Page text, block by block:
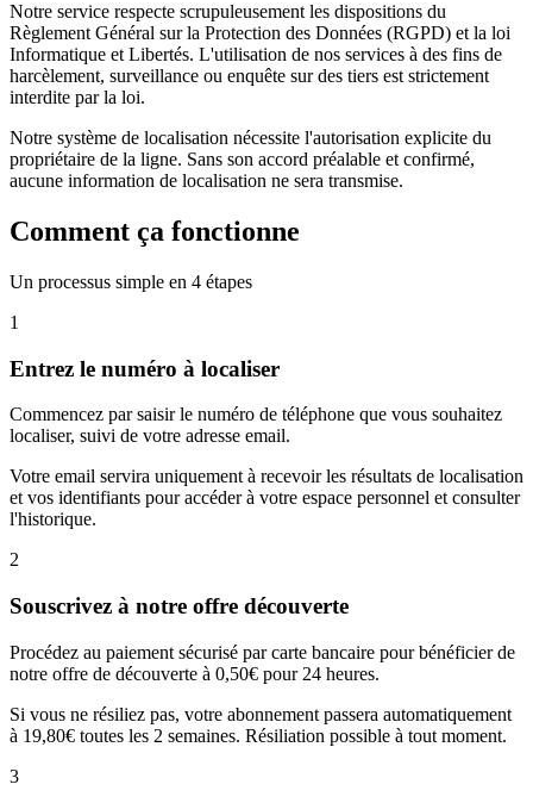
Notre service respecte scrupuleusement les dispositions du
Règlement Général sur la Protection des Données (RGPD) et la loi
Informatique et Libertés. L'utilisation de nos services à des fins de
harcèlement, surveillance ou enquête sur des tiers est strictement
interdite par la loi.
Notre système de localisation nécessite l'autorisation explicite du
propriétaire de la ligne. Sans son accord préalable et confirmé,
aucune information de localisation ne sera transmise.
Comment ça fonctionne
Un processus simple en 4 étapes
1
Entrez le numéro à localiser
Commencez par saisir le numéro de téléphone que vous souhaitez
localiser, suivi de votre adresse email.
Votre email servira uniquement à recevoir les résultats de localisation
et vos identifiants pour accéder à votre espace personnel et consulter
l'historique.
2
Souscrivez à notre offre découverte
Procédez au paiement sécurisé par carte bancaire pour bénéficier de
notre offre de découverte à 0,50€ pour 24 heures.
Si vous ne résiliez pas, votre abonnement passera automatiquement
à 19,80€ toutes les 2 semaines. Résiliation possible à tout moment.
3